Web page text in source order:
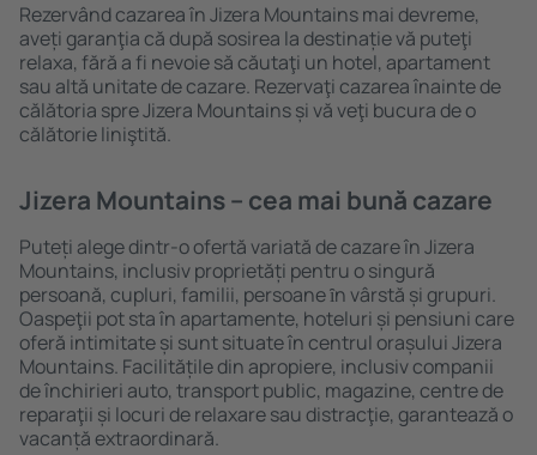
Rezervând cazarea în Jizera Mountains mai devreme,
aveți garanţia că după sosirea la destinație vă puteţi
relaxa, fără a fi nevoie să căutaţi un hotel, apartament
sau altă unitate de cazare. Rezervaţi cazarea înainte de
călătoria spre Jizera Mountains și vă veţi bucura de o
călătorie liniştită.
Jizera Mountains – cea mai bună cazare
Puteți alege dintr-o ofertă variată de cazare în Jizera
Mountains, inclusiv proprietăți pentru o singură
persoană, cupluri, familii, persoane ȋn vârstă și grupuri.
Oaspeţii pot sta în apartamente, hoteluri și pensiuni care
oferă intimitate și sunt situate în centrul orașului Jizera
Mountains. Facilitățile din apropiere, inclusiv companii
de închirieri auto, transport public, magazine, centre de
reparaţii și locuri de relaxare sau distracţie, garantează o
vacanță extraordinară.